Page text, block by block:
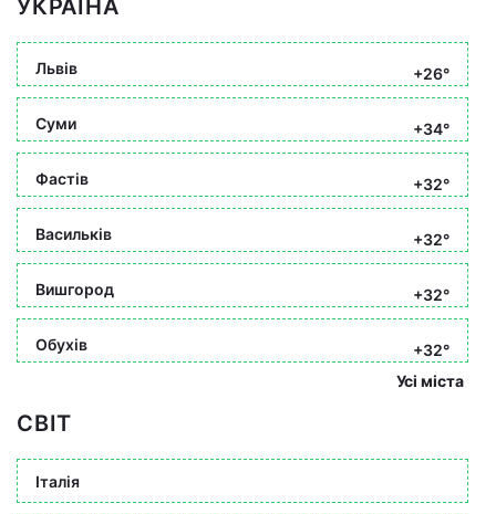
УКРАЇНА
Львів +26°
Суми +34°
Фастів +32°
Васильків +32°
Вишгород +32°
Обухів
+32°
Усі міста
СВІТ
Італія